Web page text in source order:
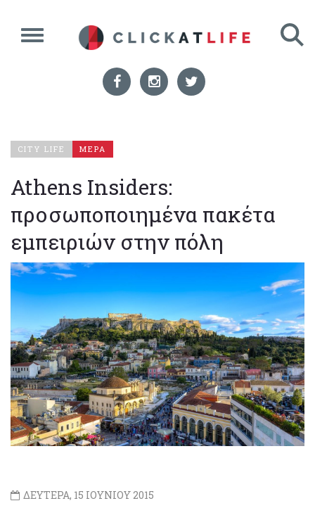
CITY LIFE ΜΕΡΑ
Athens Insiders:
προσωποποιημένα πακέτα
εμπειριών στην πόλη
ΔΕΥΤΕΡΑ, 15 ΙΟΥΝΙΟΥ 2015